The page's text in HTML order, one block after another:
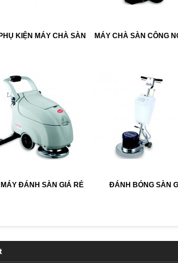
PHỤ KIỆN MÁY CHÀ SÀN MÁY CHÀ SÀN CÔNG
MÁY ĐÁNH SÀN GIÁ RẺ ĐÁNH BÓNG SÀN